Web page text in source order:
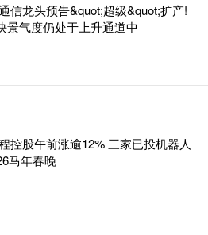
信龙头预告&quot;超级&quot;扩产!
景气度仍处于上升通道中
控股午前涨逾12% 三家已投机器人
马年春晚